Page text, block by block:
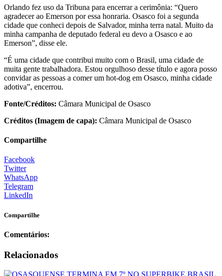
Orlando fez uso da Tribuna para encerrar a cerimônia: “Quero
agradecer ao Emerson por essa honraria. Osasco foi a segunda
cidade que conheci depois de Salvador, minha terra natal. Muito da
minha campanha de deputado federal eu devo a Osasco e ao
Emerson”, disse ele.
“É uma cidade que contribui muito com o Brasil, uma cidade de
muita gente trabalhadora. Estou orgulhoso desse título e agora posso
convidar as pessoas a comer um hot-dog em Osasco, minha cidade
adotiva”, encerrou.
Fonte/Créditos: Câmara Municipal de Osasco
Créditos (Imagem de capa): Câmara Municipal de Osasco
Compartilhe
Facebook
Twitter
WhatsApp
Telegram
LinkedIn
Compartilhe
Comentários:
Relacionados